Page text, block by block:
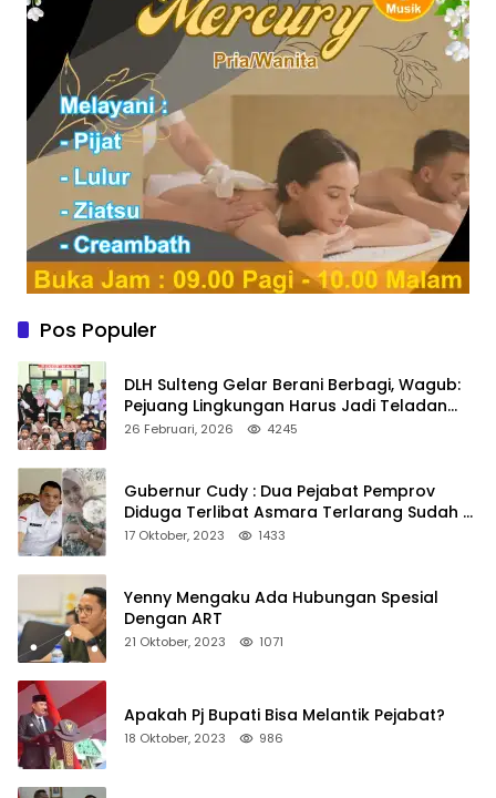
Pos Populer
DLH Sulteng Gelar Berani Berbagi, Wagub:
Pejuang Lingkungan Harus Jadi Teladan
Kepedulian
26 Februari, 2026 4245
Gubernur Cudy : Dua Pejabat Pemprov
Diduga Terlibat Asmara Terlarang Sudah di
Non Job
17 Oktober, 2023 1433
Yenny Mengaku Ada Hubungan Spesial
Dengan ART
21 Oktober, 2023 1071
Apakah Pj Bupati Bisa Melantik Pejabat?
18 Oktober, 2023 986